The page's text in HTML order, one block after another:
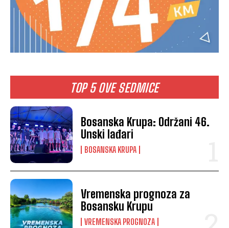
TOP 5 OVE SEDMICE
Bosanska Krupa: Održani 46.
Unski lađari
BOSANSKA KRUPA
Vremenska prognoza za
Bosansku Krupu
VREMENSKA PROGNOZA